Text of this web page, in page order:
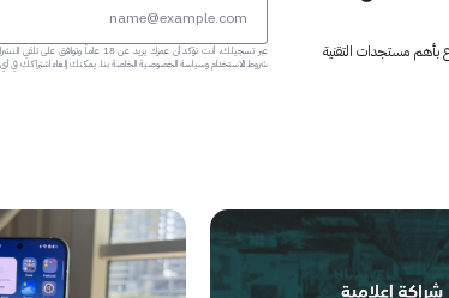
بأهم مستجدات التقنية
عبر تسجيلك، أنت تؤكد أن عمرك يزيد عن 18
شروط الاستخدام وسياسة الخصوصية الخاصة بنا. يمكنك إلغاء اشتراكك في